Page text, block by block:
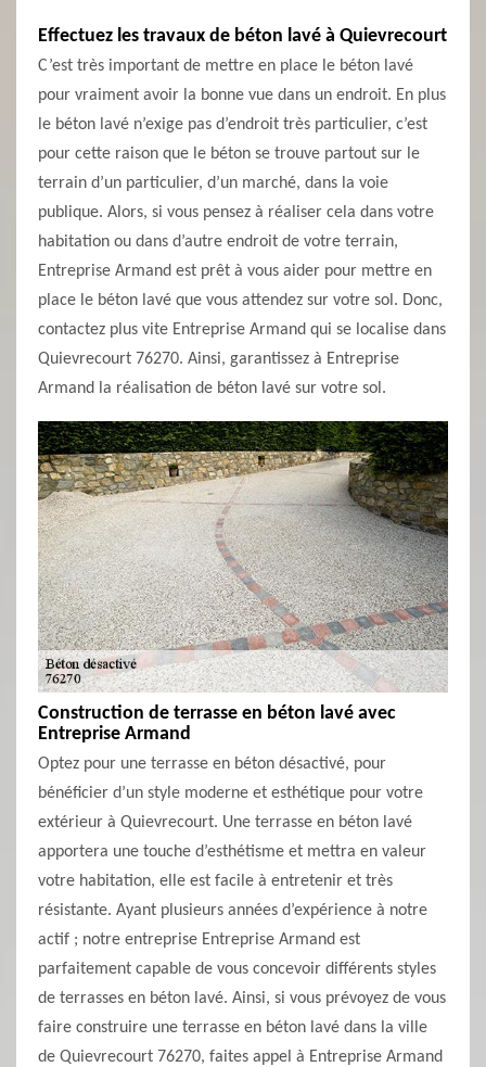
Effectuez les travaux de béton lavé à Quievrecourt
C’est très important de mettre en place le béton lavé
pour vraiment avoir la bonne vue dans un endroit. En plus
le béton lavé n’exige pas d’endroit très particulier, c’est
pour cette raison que le béton se trouve partout sur le
terrain d’un particulier, d’un marché, dans la voie
publique. Alors, si vous pensez à réaliser cela dans votre
habitation ou dans d’autre endroit de votre terrain,
Entreprise Armand est prêt à vous aider pour mettre en
place le béton lavé que vous attendez sur votre sol. Donc,
contactez plus vite Entreprise Armand qui se localise dans
Quievrecourt 76270. Ainsi, garantissez à Entreprise
Armand la réalisation de béton lavé sur votre sol.
Construction de terrasse en béton lavé avec
Entreprise Armand
Optez pour une terrasse en béton désactivé, pour
bénéficier d’un style moderne et esthétique pour votre
extérieur à Quievrecourt. Une terrasse en béton lavé
apportera une touche d’esthétisme et mettra en valeur
votre habitation, elle est facile à entretenir et très
résistante. Ayant plusieurs années d’expérience à notre
actif ; notre entreprise Entreprise Armand est
parfaitement capable de vous concevoir différents styles
de terrasses en béton lavé. Ainsi, si vous prévoyez de vous
faire construire une terrasse en béton lavé dans la ville
de Quievrecourt 76270, faites appel à Entreprise Armand